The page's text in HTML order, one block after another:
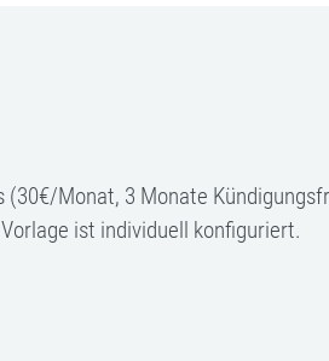
Monat, 3 Monate
ist individuell konfiguriert.